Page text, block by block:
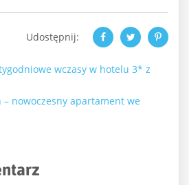
Udostępnij:
artykułach
wczasy w hotelu 3* z
– nowoczesny apartament we